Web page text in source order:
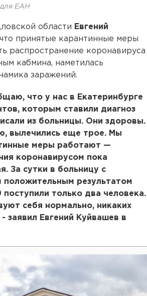
ЕАН
области Евгений
что принятые карантинные меры
распространение коронавируса
кабмина, наметилась
заражений.
что у нас в Екатеринбурге
которым ставили диагноз
из больницы. Они здоровы.
вылечились еще трое. Мы
меры работают —
коронавирусом пока
За сутки в больницу с
положительным результатом
поступили только два человека.
себя нормально, никаких
заявил Евгений Куйвашев в